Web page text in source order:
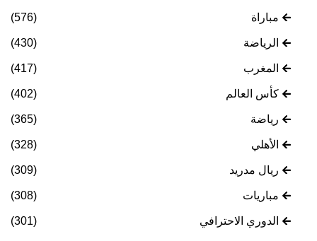
مباراة (576)
الرياضة (430)
المغرب (417)
كأس العالم (402)
رياضة (365)
الأهلي (328)
ريال مدريد (309)
مباريات (308)
الدوري الاحترافي (301)